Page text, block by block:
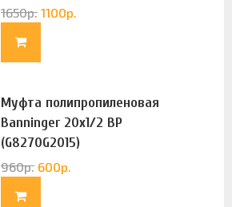
1650р. 1100р.
Муфта полипропиленовая
Banninger 20х1/2 ВР
(G8270G2015)
960р. 600р.